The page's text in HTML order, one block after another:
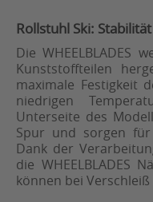
Rollstuhl Ski:
Die WHEELBLADES
Kunststoffteilen
maximale Festigkeit
niedrigen
Unterseite des
Spur und sorgen
Dank der
die WHEELBLADES
können bei